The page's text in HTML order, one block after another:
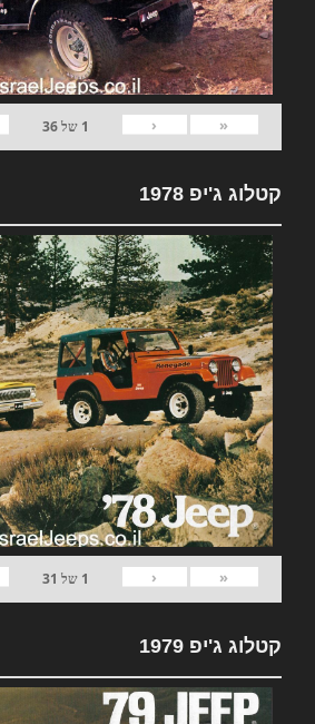
«
‹
1 של36
קטלוג ג'יפ 1978
«
‹
1 של 31
קטלוג ג'יפ 1979